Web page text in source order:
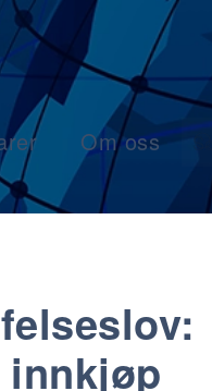
Om oss